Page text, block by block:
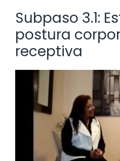
Subpaso 3.1:
postura
receptiva